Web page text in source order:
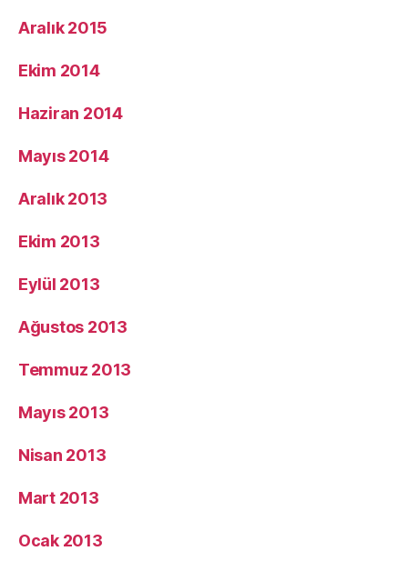
Aralık 2015
Ekim 2014
Haziran 2014
Mayıs 2014
Aralık 2013
Ekim 2013
Eylül 2013
Ağustos 2013
Temmuz 2013
Mayıs 2013
Nisan 2013
Mart 2013
Ocak 2013